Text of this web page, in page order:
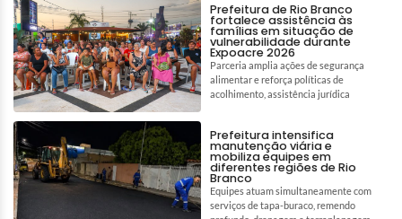
Prefeitura de Rio Branco
fortalece assistência às
famílias em situação de
vulnerabilidade durante
Expoacre 2026
Parceria amplia ações de segurança
alimentar e reforça políticas de
acolhimento, assistência jurídica
Prefeitura intensifica
manutenção viária e
mobiliza equipes em
diferentes regiões de Rio
Branco
Equipes atuam simultaneamente com
serviços de tapa-buraco, remendo